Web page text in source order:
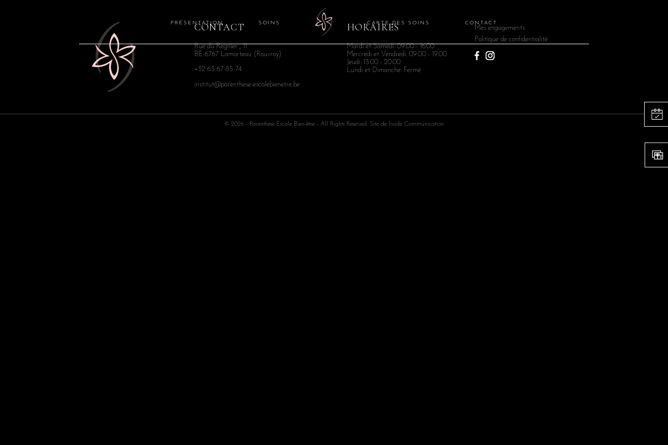
PRÉSENTATION SOINS CARTE DES SOINS CONTACT
CONTACT
Rue du Regnier , 11
BE-6767 Lamorteau (Rouvroy)
+32 63 67 85 74
institut@parenthese-escalebienetre.be
HORAIRES
Mardi et Samedi: 09:00 - 16:00
Mercredi et Vendredi: 09:00 - 19:00
Jeudi: 13:00 - 20:00
Lundi et Dimanche: Fermé
Mes engagements
Politique de confidentialité
© 2026 - Parenthèse Escale Bien-être - All Rights Reserved. Site de Inside Communication